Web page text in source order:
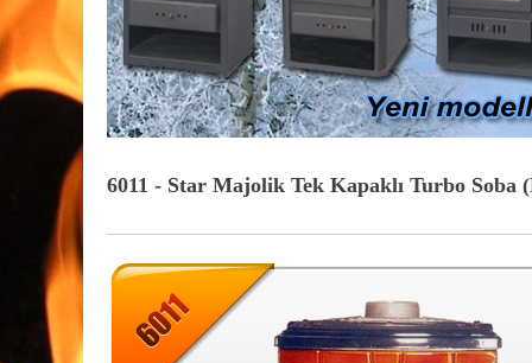
6011 - Star Majolik Tek Kapaklı Turbo Soba